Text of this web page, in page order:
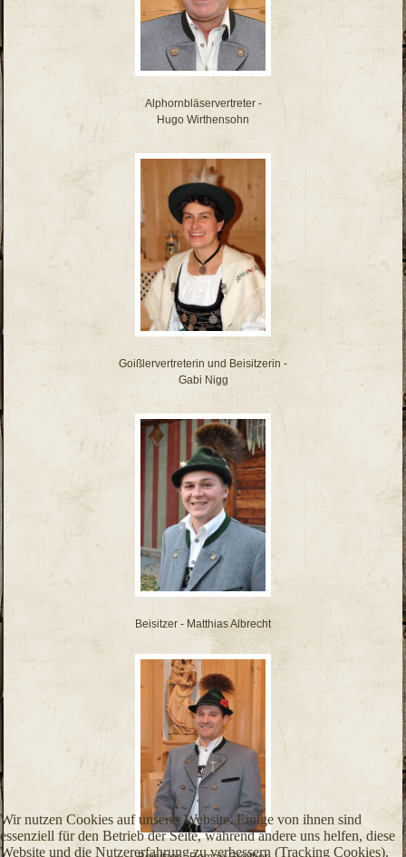
Alphornbläservertreter -
Hugo Wirthensohn
Goißlervertreterin und Beisitzerin -
Gabi Nigg
Beisitzer - Matthias Albrecht
Wir nutzen Cookies auf unserer Website. Einige von ihnen sind
essenziell für den Betrieb der Seite, während andere uns helfen, diese
Website und die Nutzererfahrung zu verbessern (Tracking Cookies).